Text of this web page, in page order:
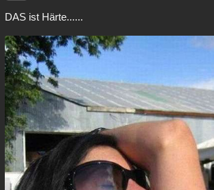
DAS ist Härte......